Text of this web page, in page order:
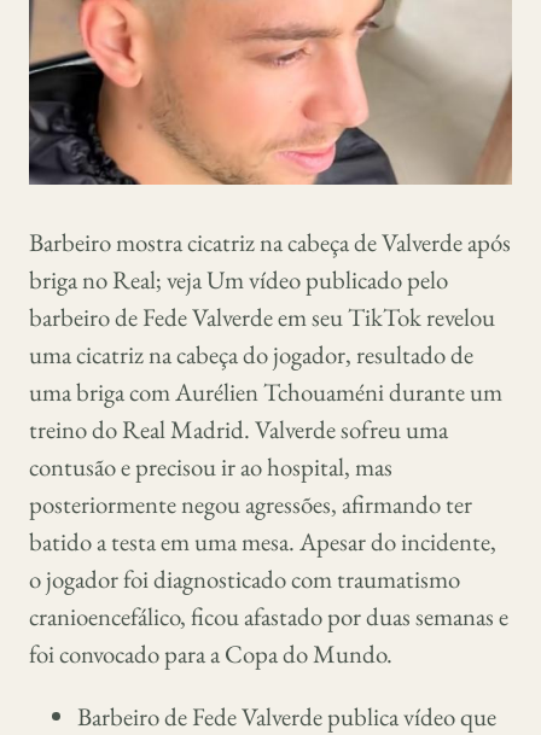
Barbeiro mostra cicatriz na cabeça de Valverde após
briga no Real; veja Um vídeo publicado pelo
barbeiro de Fede Valverde em seu TikTok revelou
uma cicatriz na cabeça do jogador, resultado de
uma briga com Aurélien Tchouaméni durante um
treino do Real Madrid. Valverde sofreu uma
contusão e precisou ir ao hospital, mas
posteriormente negou agressões, afirmando ter
batido a testa em uma mesa. Apesar do incidente,
o jogador foi diagnosticado com traumatismo
cranioencefálico, ficou afastado por duas semanas e
foi convocado para a Copa do Mundo.
Barbeiro de Fede Valverde publica vídeo que